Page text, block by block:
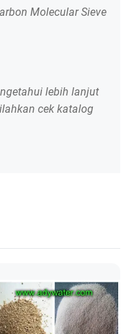
Molecular Sieve
lebih lanjut
cek katalog